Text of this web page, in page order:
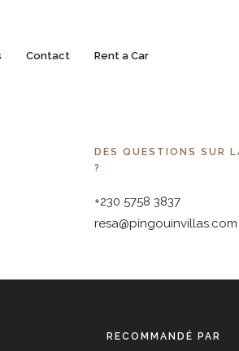
Contact Rent a Car
DES QUESTIONS SUR
?
+230 5758 3837
resa@pingouinvillas.com
RECOMMANDÉ PAR